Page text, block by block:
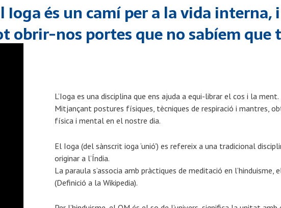
Ioga és un camí per a la vida interna,
obrir-nos portes que no sabíem que
L’Ioga es una disciplina que ens ajuda a equi-librar el cos i la ment.
Mitjançant postures físiques, tècniques de respiració i mantres,
física i mental en el nostre dia.
El Ioga (del sànscrit ioga ‘unió’) es refereix a una tradicional
originar a l’Índia.
La paraula s’associa amb pràctiques de meditació en l’hinduisme ,
(Definició a la Wikipedia).